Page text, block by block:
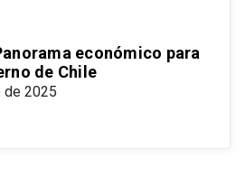
económico para
de Chile
de 2025